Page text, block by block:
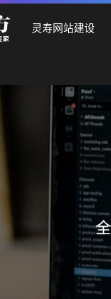
灵寿网站建设